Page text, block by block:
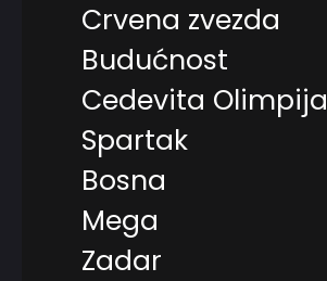
Crvena zvezda
Budućnost
Cedevita Olimpija
Spartak
Bosna
Mega
Zadar